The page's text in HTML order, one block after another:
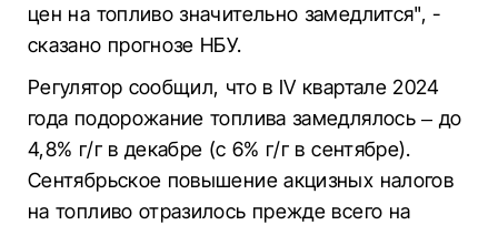
цен на топливо значительно замедлится", -
сказано прогнозе НБУ.
Регулятор сообщил, что в IV квартале 2024
года подорожание топлива замедлялось – до
4,8% г/г в декабре (с 6% г/г в сентябре).
Сентябрьское повышение акцизных налогов
на топливо отразилось прежде всего на